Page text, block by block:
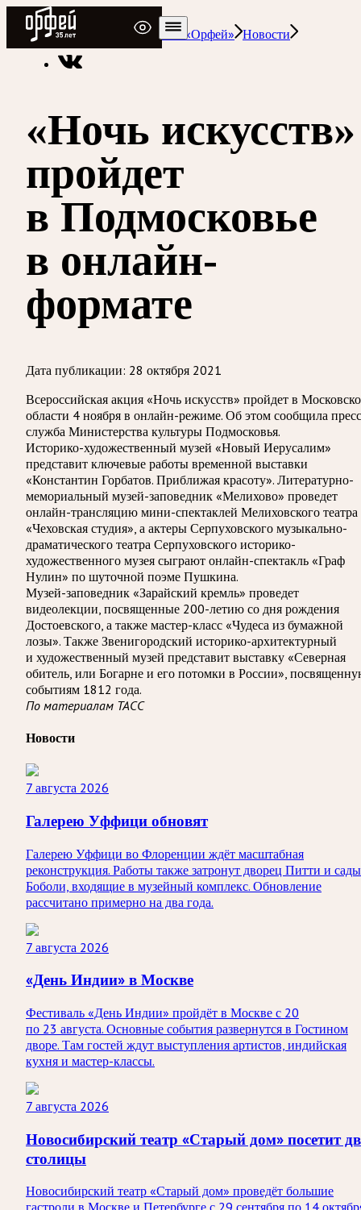
Радио Орфей
Радио классической музыки «Орфей» Новости
«Ночь искусств»
пройдет
в Подмосковье
в онлайн-
формате
Дата публикации: 28 октября 2021
Всероссийская акция «Ночь искусств» пройдет в
области 4 ноября в онлайн-режиме. Об этом сообщила
служба Министерства культуры Подмосковья.
Историко-художественный музей «Новый Иерусалим»
представит ключевые работы временной выставки
«Константин Горбатов. Приближая красоту». Литературно-
мемориальный музей-заповедник «Мелихово» проведет
онлайн-трансляцию мини-спектаклей Мелиховского театра
«Чеховская студия», а актеры Серпуховского музыкально-
драматического театра Серпуховского историко-
художественного музея сыграют онлайн-спектакль «Граф
Нулин» по шуточной поэме Пушкина.
Музей-заповедник «Зарайский кремль» проведет
видеолекции, посвященные 200-летию со дня рождения
Достоевского, а также мастер-класс «Чудеса из бумажной
лозы». Также Звенигородский историко-архитектурный
и художественный музей представит выставку «Северная
обитель, или Богарне и его потомки в России»,
событиям 1812 года.
По материалам ТАСС
Новости
7 августа 2026
Галерею Уффици обновят
Галерею Уффици во Флоренции ждёт масштабная
реконструкция. Работы также затронут дворец Питти и сады
Боболи, входящие в музейный комплекс. Обновление
рассчитано примерно на два года.
7 августа 2026
«День Индии» в Москве
Фестиваль «День Индии» пройдёт в Москве с 20
по 23 августа. Основные события развернутся в Гостином
дворе. Там гостей ждут выступления артистов, индийская
кухня и мастер-классы.
7 августа 2026
Новосибирский театр «Старый дом» посетит
столицы
Новосибирский театр «Старый дом» проведёт большие